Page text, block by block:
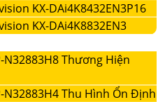
KX-DAi4K8432EN3P16
KX-DAi4K8832EN3
N32883H8 Thương Hiện
N32883H4 Thu Hình Ổn Định